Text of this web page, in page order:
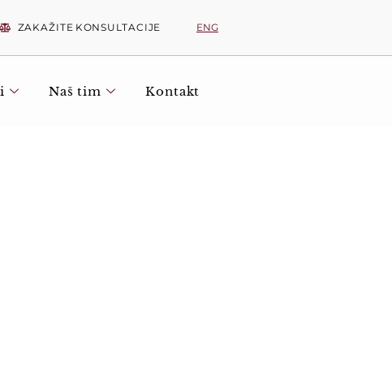
ZAKAŽITE KONSULTACIJE ENG
Naš tim Kontakt